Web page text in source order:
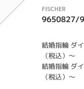
FISCHER
9650827/
結婚指輪 ダ
（税込）〜
結婚指輪 ダ
（税込）〜